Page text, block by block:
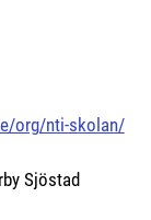
org/nti-skolan/
Sjöstad